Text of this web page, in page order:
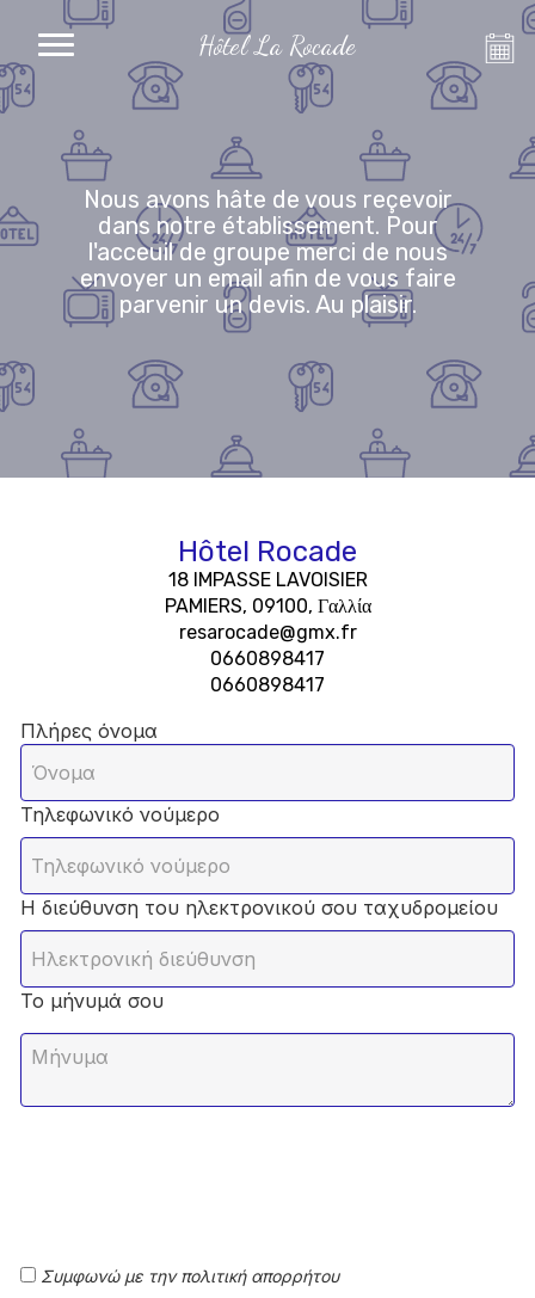
Hôtel La Rocade
Nous avons hâte de vous reçevoir
dans notre établissement. Pour
l'acceuil de groupe merci de nous
envoyer un email afin de vous faire
parvenir un devis. Au plaisir.
Hôtel Rocade
18 IMPASSE LAVOISIER
PAMIERS, 09100, Γαλλία
resarocade@gmx.fr
0660898417
0660898417
Πλήρες όνομα
Τηλεφωνικό νούμερο
Η διεύθυνση του ηλεκτρονικού σου ταχυδρομείου
Το μήνυμά σου
Συμφωνώ με την πολιτική απορρήτου